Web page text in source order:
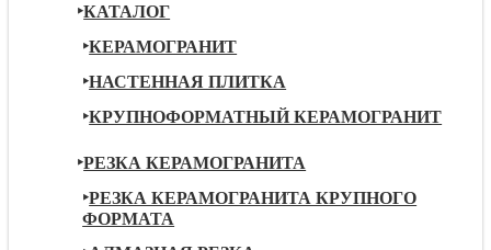
КАТАЛОГ
КЕРАМОГРАНИТ
НАСТЕННАЯ ПЛИТКА
КРУПНОФОРМАТНЫЙ КЕРАМОГРАНИТ
РЕЗКА КЕРАМОГРАНИТА
РЕЗКА КЕРАМОГРАНИТА КРУПНОГО
ФОРМАТА